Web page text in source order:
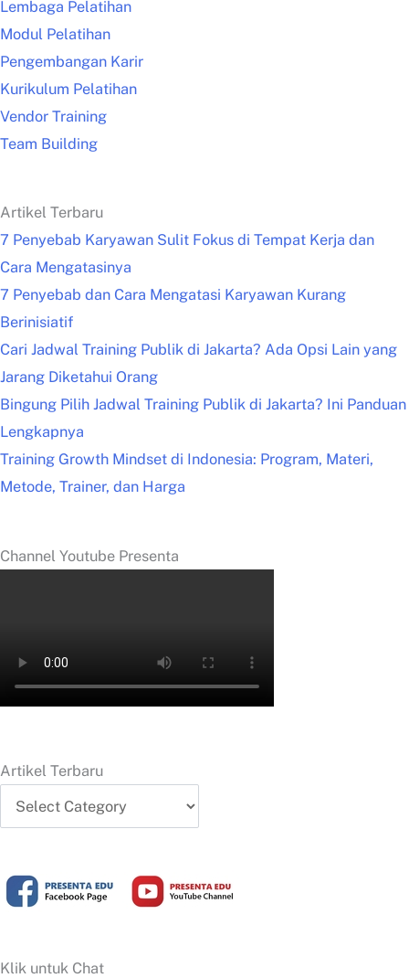
Lembaga Pelatihan
Modul Pelatihan
Pengembangan Karir
Kurikulum Pelatihan
Vendor Training
Team Building
Artikel Terbaru
7 Penyebab Karyawan Sulit Fokus di Tempat Kerja dan
Cara Mengatasinya
7 Penyebab dan Cara Mengatasi Karyawan Kurang
Berinisiatif
Cari Jadwal Training Publik di Jakarta? Ada Opsi Lain yang
Jarang Diketahui Orang
Bingung Pilih Jadwal Training Publik di Jakarta? Ini Panduan
Lengkapnya
Training Growth Mindset di Indonesia: Program, Materi,
Metode, Trainer, dan Harga
Channel Youtube Presenta
Artikel Terbaru
Terbaru
Klik untuk Chat